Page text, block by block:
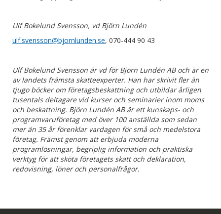
Ulf Bokelund Svensson, vd Björn Lundén
ulf.svensson@bjornlunden.se, 070-444 90 43
Ulf Bokelund Svensson är vd för Björn Lundén AB och är en
av landets främsta skatteexperter. Han har skrivit fler än
tjugo böcker om företagsbeskattning och utbildar årligen
tusentals deltagare vid kurser och seminarier inom moms
och beskattning. Björn Lundén AB är ett kunskaps- och
programvaruföretag med över 100 anställda som sedan
mer än 35 år förenklar vardagen för små och medelstora
företag. Främst genom att erbjuda moderna
programlösningar, begriplig information och praktiska
verktyg för att sköta företagets skatt och deklaration,
redovisning, löner och personalfrågor.